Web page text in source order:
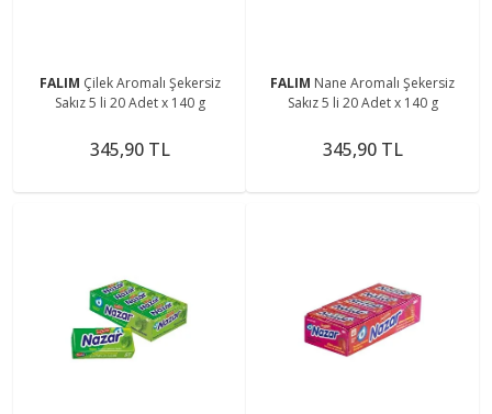
FALIM Çilek Aromalı Şekersiz
Sakız 5 li 20 Adet x 140 g
345,90 TL
FALIM Nane Aromalı Şekersiz
Sakız 5 li 20 Adet x 140 g
345,90 TL